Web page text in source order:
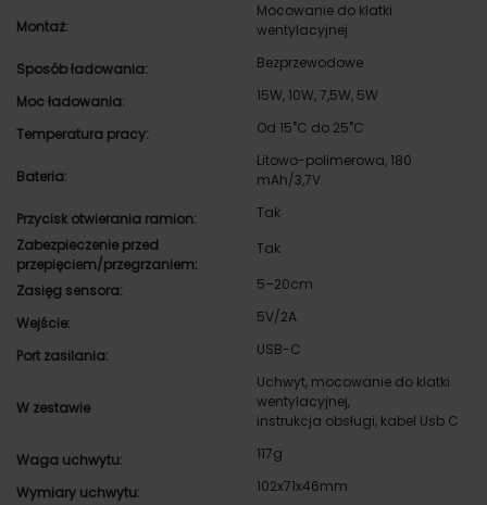
Montaż:
Mocowanie do klatki
wentylacyjnej
Sposób ładowania: Bezprzewodowe
Moc ładowania: 15W, 10W, 7,5W, 5W
Temperatura pracy: Od 15˚C do 25˚C
Bateria:
Litowo-polimerowa, 180
mAh/3,7V
Przycisk otwierania ramion:
Tak
Zabezpieczenie przed
przepięciem/przegrzaniem:
Tak
Zasięg sensora: 5–20cm
Wejście: 5V/2A
Port zasilania: USB-C
W zestawie
Uchwyt, mocowanie do klatki
wentylacyjnej,
instrukcja obsługi, kabel Usb C
Waga uchwytu: 117g
Wymiary uchwytu: 102x71x46mm